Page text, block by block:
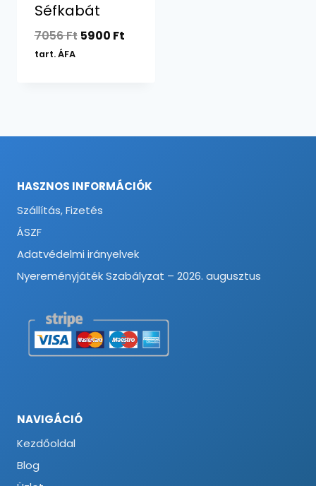
Séfkabát
7056Ft Original
5900 FtCurrent
tart. ÁFA
HASZNOS INFORMÁCIÓK
Szállítás, Fizetés
ÁSZF
Adatvédelmi irányelvek
Nyereményjáték Szabályzat – 2026. augusztus
NAVIGÁCIÓ
Kezdőoldal
Blog